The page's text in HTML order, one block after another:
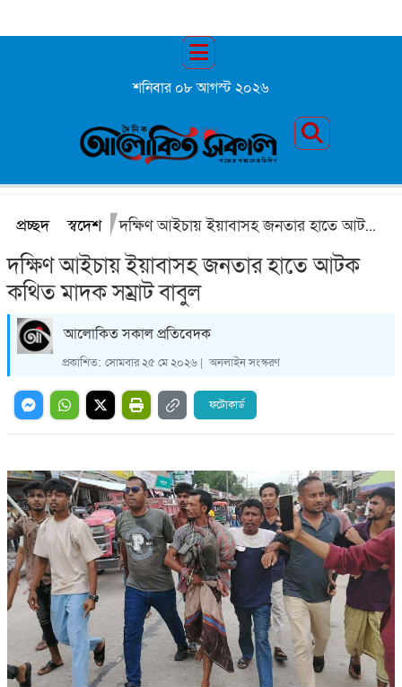
শনিবার ০৮ আগস্ট ২০২৬
প্রচ্ছদ স্বদেশ দক্ষিণ আইচায় ইয়াবাসহ জনতার হাতে আটক কথিত মাদক সম্রাট বাবুল
দক্ষিণ আইচায় ইয়াবাসহ জনতার হাতে আটক
কথিত মাদক সম্রাট বাবুল
আলোকিত সকাল প্রতিবেদক
প্রকাশিত: সোমবার ২৫ মে ২০২৬ | অনলাইন সংস্করণ
ফটোকার্ড